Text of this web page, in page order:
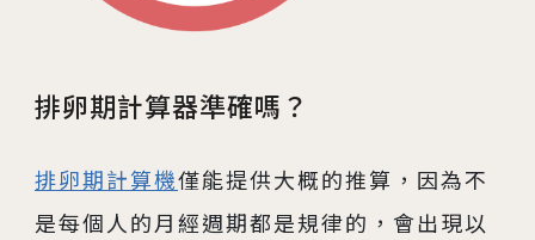
排卵期計算器準確嗎？
排卵期計算機僅能提供大概的推算，因為不
是每個人的月經週期都是規律的，會出現以